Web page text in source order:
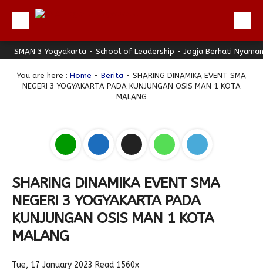
Beranda
Profil
Direktori
Download
Hubungi Kami
Bulletin
Link Referensi
PPDB
3 Yogyakarta - School of Leadership - Jogja Berhati Nyaman
You are here : Home - Berita - SHARING DINAMIKA EVENT SMA
NEGERI 3 YOGYAKARTA PADA KUNJUNGAN OSIS MAN 1 KOTA
MALANG
SHARING DINAMIKA EVENT SMA
NEGERI 3 YOGYAKARTA PADA
KUNJUNGAN OSIS MAN 1 KOTA
MALANG
Tue, 17 January 2023 Read 1560x